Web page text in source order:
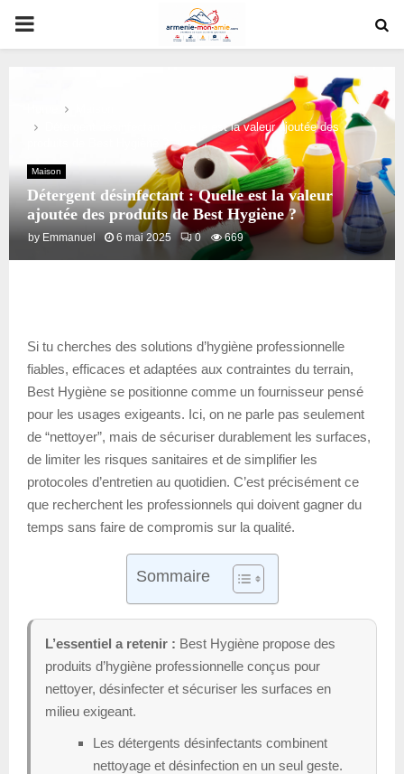
PRIMARY
Détergent désinfectant : Quelle est la valeur ajoutée des
produits de Best Hygiène ?
Maison
Détergent désinfectant : Quelle est la valeur
ajoutée des produits de Best Hygiène ?
by Emmanuel 6 mai 2025 0 669
Si tu cherches des solutions d’hygiène professionnelle
fiables, efficaces et adaptées aux contraintes du terrain,
Best Hygiène se positionne comme un fournisseur pensé
pour les usages exigeants. Ici, on ne parle pas seulement
de “nettoyer”, mais de sécuriser durablement les surfaces,
de limiter les risques sanitaires et de simplifier les
protocoles d’entretien au quotidien. C’est précisément ce
que recherchent les professionnels qui doivent gagner du
temps sans faire de compromis sur la qualité.
Sommaire
L’essentiel a retenir : Best Hygiène propose des
produits d’hygiène professionnelle conçus pour
nettoyer, désinfecter et sécuriser les surfaces en
milieu exigeant.
Les détergents désinfectants combinent
nettoyage et désinfection en un seul geste.